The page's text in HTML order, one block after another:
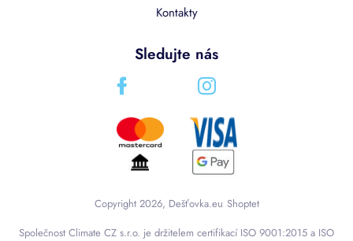
Kontakty
Sledujte nás
Copyright 2026, Dešťovka.eu Shoptet